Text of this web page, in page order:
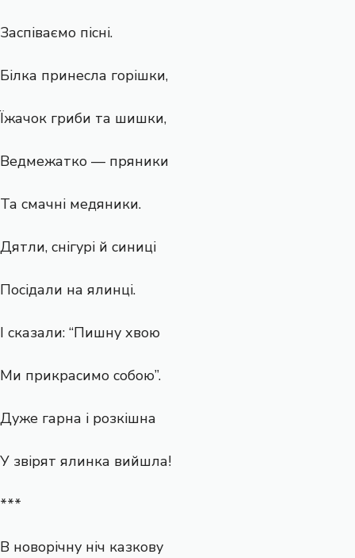
Заспіваємо пісні.
Білка принесла горішки,
Їжачок гриби та шишки,
Ведмежатко — пряники
Та смачні медяники.
Дятли, снігурі й синиці
Посідали на ялинці.
І сказали: “Пишну хвою
Ми прикрасимо собою”.
Дуже гарна і розкішна
У звірят ялинка вийшла!
***
В новорічну ніч казкову